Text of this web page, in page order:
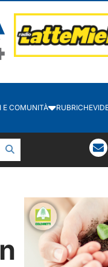
E COMUNITÀ RUBRICHE